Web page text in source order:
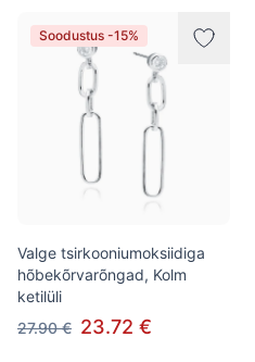
Soodustus -15%
Valge tsirkooniumoksiidiga
hõbekõrvarõngad, Kolm
ketilüli
27.90 € 23.72 €